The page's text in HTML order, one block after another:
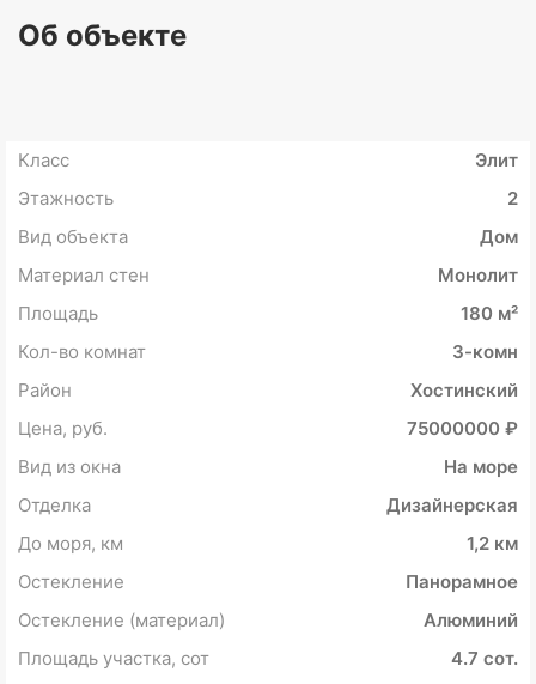
Об объекте
Класс
Элит
Этажность
2
Вид объекта
Дом
Материал стен
Монолит
Площадь
180 м²
Кол-во комнат
3-комн
Район
Хостинский
Цена, руб.
75000000 ₽
Вид из окна
На море
Отделка
Дизайнерская
До моря, км
1,2 км
Остекление
Панорамное
Остекление (материал)
Алюминий
Площадь участка, сот
4.7 сот.